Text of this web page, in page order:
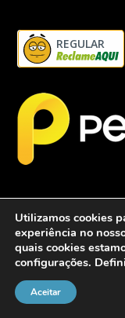
REGULAR
2026 - Personalcob
Utilizamos cookies
experiência no
quais cookies
configurações.
Aceitar